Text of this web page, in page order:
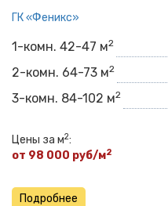
ГК «Феникс»
1-комн. 42-47 м2
2-комн. 64-73 м2
3-комн. 84-102 м2
Цены за м2:
от 98 000 руб/м2
Подробнее